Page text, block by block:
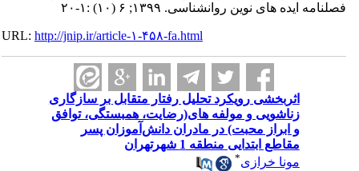
فصلنامه ایده های نوین روانشناسی. ۱۳۹۹; ۶ (۱۰) :۱-۲۰
URL:http://jnip.ir/article-۱-۴۵۸-fa.html
اثربخشی رویکرد تحلیل رفتار متقابل بر سازگاری
زناشویی و مولفه های(رضایت، همبستگی، توافق
و ابراز محبت) در مادران دانش‌آموزان پسر
مقاطع ابتدایی منطقه 1 شهرتهران
مونا خرازی*